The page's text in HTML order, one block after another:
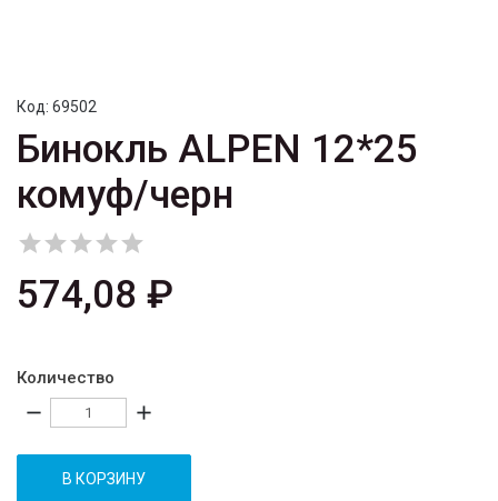
Код: 69502
Бинокль ALPEN 12*25
комуф/черн

574,08 ₽
Количество
remove add
В КОРЗИНУ